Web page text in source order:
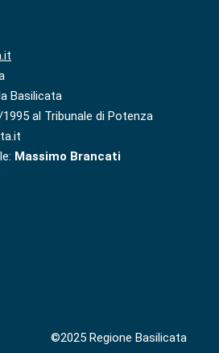
Basilicata
al Tribunale di Potenza
Massimo Brancati
©2025 Regione Basilicata